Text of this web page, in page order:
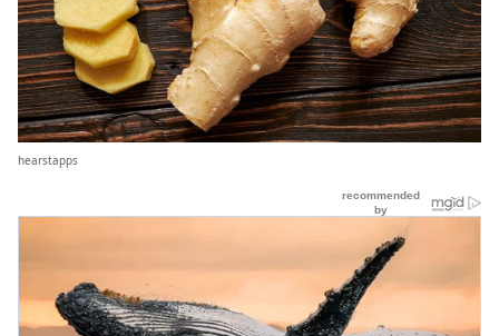
hearstapps